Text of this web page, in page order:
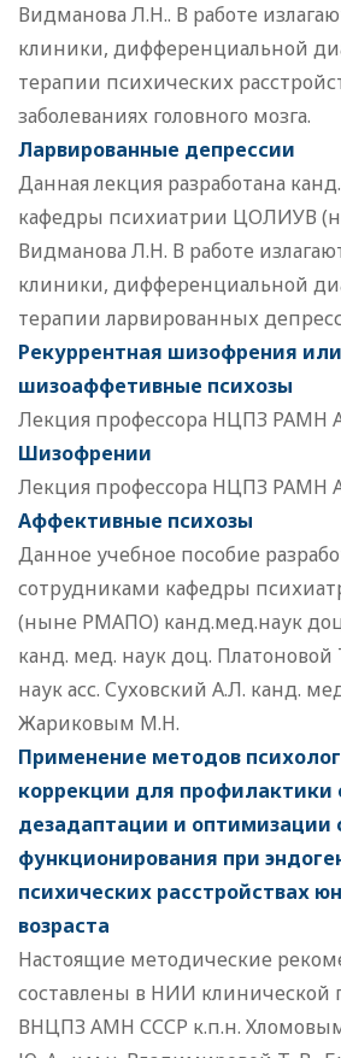
Видманова Л.Н.. В работе
клиники, дифференциальной
терапии психических
заболеваниях головного мозга.
Ларвированные депрессии
Данная лекция разработана
кафедры психиатрии ЦОЛИУВ
Видманова Л.Н. В работе
клиники, дифференциальной
терапии ларвированных
Рекуррентная шизофрения или
шизоаффетивные психозы
Лекция профессора НЦПЗ РАМН
Шизофрении
Лекция профессора НЦПЗ РАМН
Аффективные психозы
Данное учебное пособие
сотрудниками кафедры
(ныне РМАПО) канд.мед.наук
канд. мед. наук доц. Платоновой
наук асс. Суховский А.Л. канд.
Жариковым М.Н.
Применение методов
коррекции для профилактики
дезадаптации и оптимизации
функционирования при
психических расстройствах
возраста
Настоящие методические
составлены в НИИ клинической
ВНЦПЗ АМН СССР к.п.н.